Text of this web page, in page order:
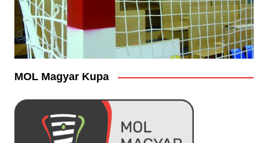
MOL Magyar Kupa